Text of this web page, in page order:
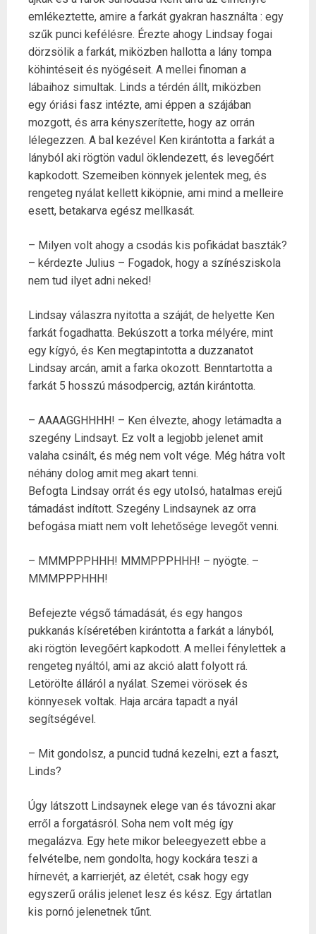
emlékeztette, amire a farkát gyakran használta : egy
szűk punci kefélésre. Érezte ahogy Lindsay fogai
dörzsölik a farkát, miközben hallotta a lány tompa
köhintéseit és nyögéseit. A mellei finoman a
lábaihoz simultak. Linds a térdén állt, miközben
egy óriási fasz intézte, ami éppen a szájában
mozgott, és arra kényszerítette, hogy az orrán
lélegezzen. A bal kezével Ken kirántotta a farkát a
lányból aki rögtön vadul öklendezett, és levegőért
kapkodott. Szemeiben könnyek jelentek meg, és
rengeteg nyálat kellett kiköpnie, ami mind a melleire
esett, betakarva egész mellkasát.
– Milyen volt ahogy a csodás kis pofikádat baszták?
– kérdezte Julius – Fogadok, hogy a színésziskola
nem tud ilyet adni neked!
Lindsay válaszra nyitotta a száját, de helyette Ken
farkát fogadhatta. Bekúszott a torka mélyére, mint
egy kígyó, és Ken megtapintotta a duzzanatot
Lindsay arcán, amit a farka okozott. Benntartotta a
farkát 5 hosszú másodpercig, aztán kirántotta.
– AAAAGGHHHH! – Ken élvezte, ahogy letámadta a
szegény Lindsayt. Ez volt a legjobb jelenet amit
valaha csinált, és még nem volt vége. Még hátra volt
néhány dolog amit meg akart tenni.
Befogta Lindsay orrát és egy utolsó, hatalmas erejű
támadást indított. Szegény Lindsaynek az orra
befogása miatt nem volt lehetősége levegőt venni.
– MMMPPPHHH! MMMPPPHHH! – nyögte. –
MMMPPPHHH!
Befejezte végső támadását, és egy hangos
pukkanás kíséretében kirántotta a farkát a lányból,
aki rögtön levegőért kapkodott. A mellei fénylettek a
rengeteg nyáltól, ami az akció alatt folyott rá.
Letörölte álláról a nyálat. Szemei vörösek és
könnyesek voltak. Haja arcára tapadt a nyál
segítségével.
– Mit gondolsz, a puncid tudná kezelni, ezt a faszt,
Linds?
Úgy látszott Lindsaynek elege van és távozni akar
erről a forgatásról. Soha nem volt még így
megalázva. Egy hete mikor beleegyezett ebbe a
felvételbe, nem gondolta, hogy kockára teszi a
hírnevét, a karrierjét, az életét, csak hogy egy
egyszerű orális jelenet lesz és kész. Egy ártatlan
kis pornó jelenetnek tűnt.